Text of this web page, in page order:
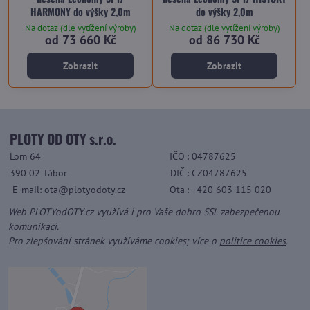
HARMONY do výšky 2,0m
Na dotaz (dle vytížení výroby)
od 73 660 Kč
Zobrazit
do výšky 2,0m
Na dotaz (dle vytížení výroby)
od 86 730 Kč
Zobrazit
PLOTY OD OTY s.r.o.
Lom 64 IČO : 04787625
390 02 Tábor
DIČ : CZ04787625
E-mail: ota@plotyodoty.cz
Ota : +420 603 115 020
Web PLOTYodOTY.cz využívá i pro Vaše dobro SSL zabezpečenou
komunikaci.
Pro zlepšování stránek využíváme cookies; více o politice cookies.